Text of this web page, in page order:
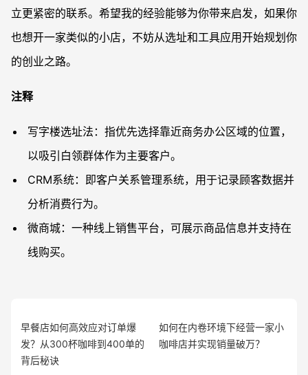
立更紧密的联系。希望我的经验能够为你带来启发，如果你
也想开一家类似的小店，不妨从选址和工具应用开始规划你
的创业之路。
注释
写字楼选址法：指优先选择靠近商务办公区域的位置，
以吸引白领群体作为主要客户。
CRM系统：即客户关系管理系统，用于记录顾客数据并
分析消费行为。
微商城：一种线上销售平台，可展示商品信息并支持在
线购买。
早餐店如何高效应对订单爆
发？从300杯咖啡到400单的
背后秘诀
如何在内卷环境下经营一家小
咖啡店并实现销量破万？